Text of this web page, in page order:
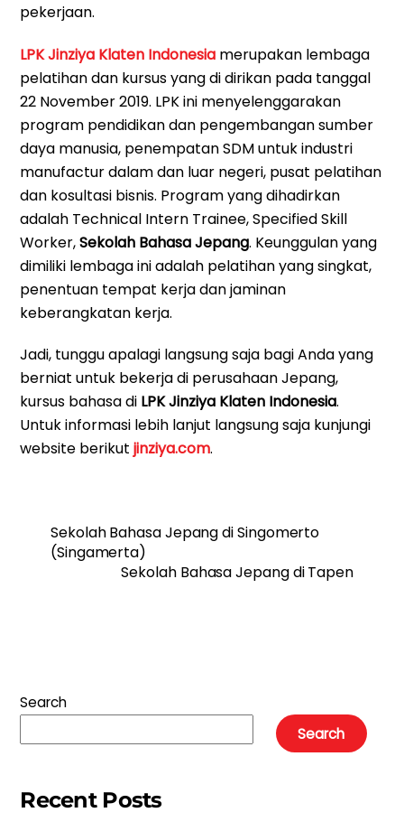
pekerjaan.
LPK Jinziya Klaten Indonesia merupakan lembaga
pelatihan dan kursus yang di dirikan pada tanggal
22 November 2019. LPK ini menyelenggarakan
program pendidikan dan pengembangan sumber
daya manusia, penempatan SDM untuk industri
manufactur dalam dan luar negeri, pusat pelatihan
dan kosultasi bisnis. Program yang dihadirkan
adalah Technical Intern Trainee, Specified Skill
Worker,Sekolah Bahasa Jepang. Keunggulan yang
dimiliki lembaga ini adalah pelatihan yang singkat,
penentuan tempat kerja dan jaminan
keberangkatan kerja.
Jadi, tunggu apalagi langsung saja bagi Anda yang
berniat untuk bekerja di perusahaan Jepang,
kursus bahasa di LPK Jinziya Klaten Indonesia.
Untuk informasi lebih lanjut langsung saja kunjungi
website berikutjinziya.com.
Sekolah Bahasa Jepang di Singomerto
(Singamerta)
Sekolah Bahasa Jepang di Tapen
Search
Search
Recent Posts